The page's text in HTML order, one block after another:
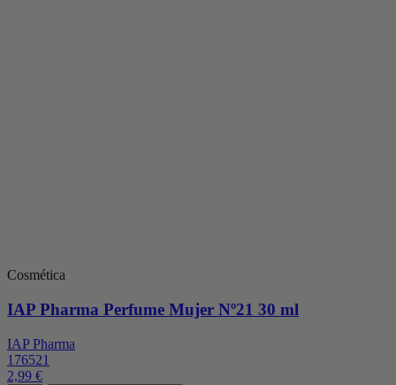
Cosmética
IAP Pharma Perfume Mujer Nº21 30 ml
IAP Pharma
176521
2,99 €